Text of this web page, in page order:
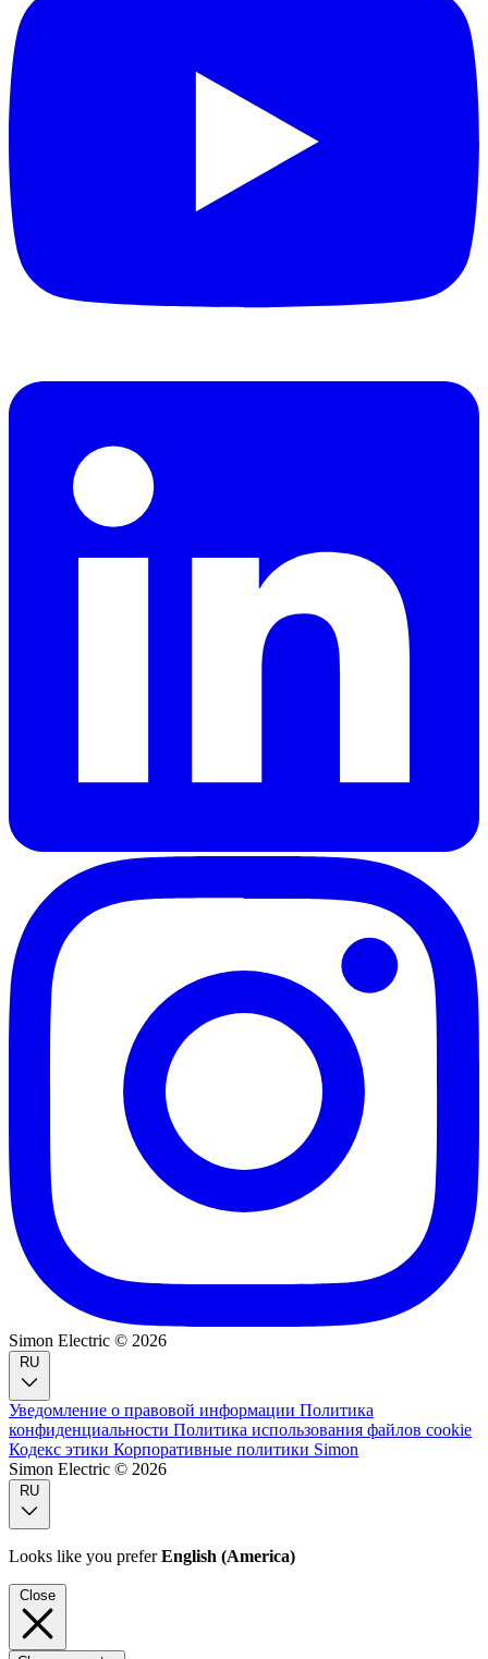
Simon Electric © 2026
Уведомление о правовой информации Политика
конфиденциальности Политика использования файлов cookie
Кодекс этики Корпоративные политики Simon
Simon Electric © 2026
Looks like you preferEnglish (America)